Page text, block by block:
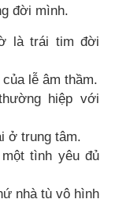
đời mình.
là trái tim đời
lễ âm thầm.
hiệp với
ở trung tâm.
tình yêu đủ
nhà tù vô hình